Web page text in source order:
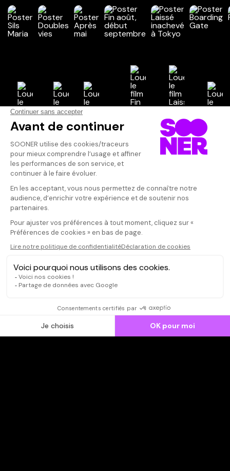
Vos avis
Donnez votre avis
Votre note
Votre commentaire
Il faut vous connecter pour
publier un avis
CONNEXION
Qui sommes-nous ?